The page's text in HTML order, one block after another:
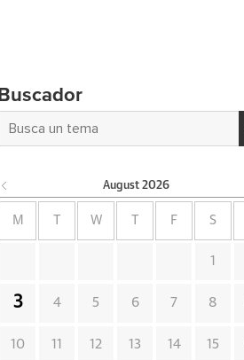
Buscador
August 2026
M W F S
1
3 4 5 6 7 8
10 11 12 13 14 15